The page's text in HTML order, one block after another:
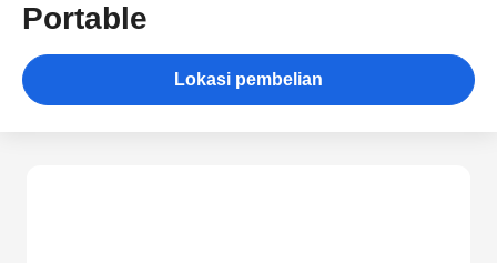
Portable
Lokasi pembelian